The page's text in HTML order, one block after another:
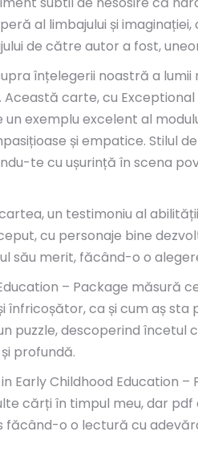
al limbajului și
de către autor a fost,
înțelegerii noastră a
carte, cu Exceptional
exemplu excelent al
și empatice. Stilul
te cu ușurință în scena
un testimoniu al
cu personaje bine
său merit, făcând-o o
– Package
ca și cum aș sta
puzzle, descoperind
profundă.
Early Childhood Education
cărți în timpul meu, dar
făcând-o o lectură cu